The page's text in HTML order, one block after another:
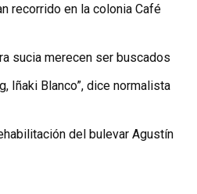
recorrido en la colonia Café
sucia merecen ser buscados
Iñaki Blanco”, dice normalista
del bulevar Agustín